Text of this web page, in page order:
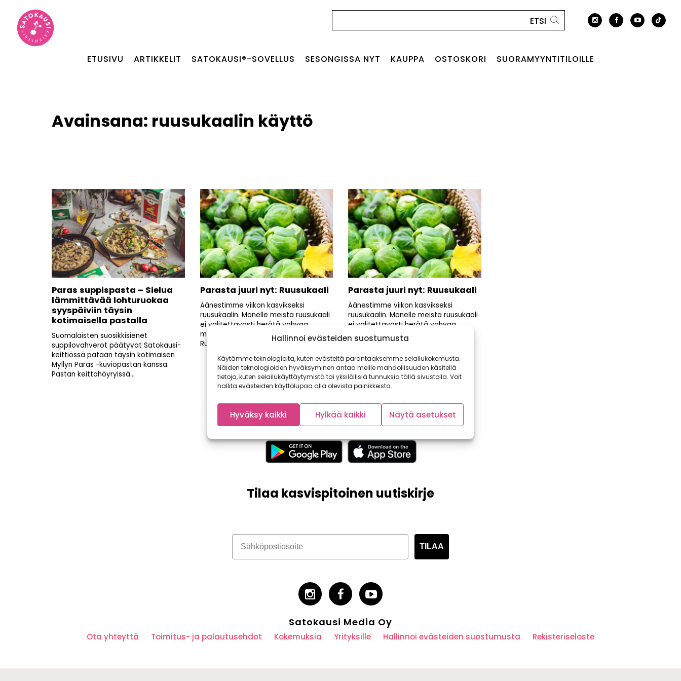
Hallinnoi evästeiden suostumusta
Käytämme teknologioita, kuten evästeitä parantaaksemme selailukokemusta.
Näiden teknologioiden hyväksyminen antaa meille mahdollisuuden käsitellä
tietoja, kuten selailukäyttäytymistä tai yksilöllisiä tunnuksia tällä sivustolla. Voit
hallita evästeiden käyttölupaa alla olevista painikkeista.
Hyväksy kaikki Hylkää kaikki Näytä asetukset
ETUSIVU ARTIKKELIT SATOKAUSI®-SOVELLUS SESONGISSA NYT KAUPPA OSTOSKORI SUORAMYYNTITILOILLE
Avainsana: ruusukaalin käyttö
Paras suppispasta – Sielua
lämmittävää lohturuokaa
syyspäiviin täysin
kotimaisella pastalla
Suomalaisten suosikkisienet
suppilovahverot päätyvät Satokausi-
keittiössä pataan täysin kotimaisen
Myllyn Paras -kuviopastan kanssa.
Pastan keittohöyryissä...
Parasta juuri nyt: Ruusukaali
Äänestimme viikon kasvikseksi
ruusukaalin. Monelle meistä ruusukaali
ei valitettavasti herätä vahvaa
mielikuvaa sesonkiherkusta.
Ruusukaalin...
Parasta juuri nyt: Ruusukaali
Äänestimme viikon kasvikseksi
ruusukaalin. Monelle meistä ruusukaali
ei valitettavasti herätä vahvaa
mielikuvaa sesonkiherkusta.
Ruusukaalin...
Tilaa kasvispitoinen uutiskirje
TILAA
Satokausi Media Oy
Ota yhteyttä Toimitus- ja palautusehdot Kokemuksia Yrityksille Hallinnoi evästeiden suostumusta Rekisteriseloste